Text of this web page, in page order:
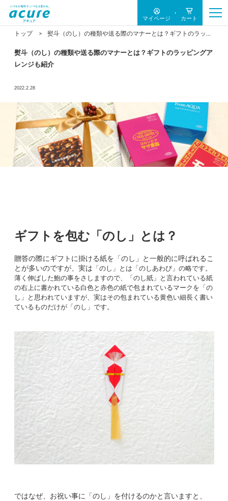
マイページ カート
トップ 熨斗（のし）の種類や送る際のマナーとは？ギフトのラッピングアレンジも紹介
熨斗（のし）の種類や送る際のマナーとは？ギフトのラッピングア
レンジも紹介
2022.2.28
ギフトを包む「のし」とは？
贈答の際にギフトに掛ける紙を「のし」と一般的に呼ばれるこ
とが多いのですが、実は 「のし」とは「のしあわび」の略です。
薄く伸ばした鮑の事をさしますので、「のし紙」と言われている紙
の右上に書かれている白色と赤色の紙で包まれているマークを「の
し」と思われていますが、実はその包まれている黄色い細長く書い
ているものだけが「のし」です。
ではなぜ、お祝い事に「のし」を付けるのかと言いますと、